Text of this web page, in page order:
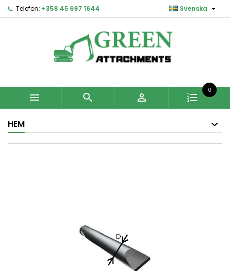
Telefon: +358 45 697 1644 Svenska 
  
0
HEM